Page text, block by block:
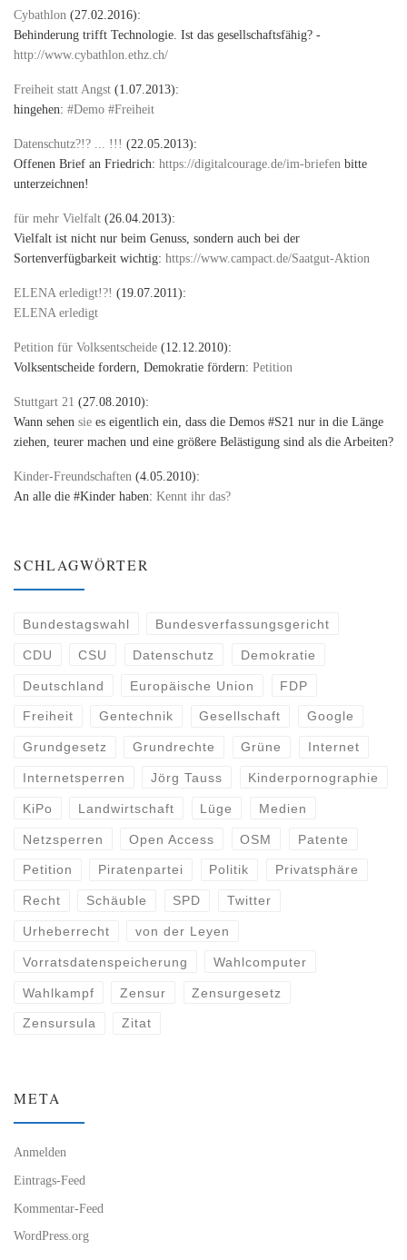
Cybathlon (27.02.2016):
Behinderung trifft Technologie. Ist das gesellschaftsfähig? -
http://www.cybathlon.ethz.ch/
Freiheit statt Angst (1.07.2013):
hingehen: #Demo #Freiheit
Datenschutz?!? ... !!! (22.05.2013):
Offenen Brief an Friedrich: https://digitalcourage.de/im-briefen bitte
unterzeichnen!
für mehr Vielfalt (26.04.2013):
Vielfalt ist nicht nur beim Genuss, sondern auch bei der
Sortenverfügbarkeit wichtig: https://www.campact.de/Saatgut-Aktion
ELENA erledigt!?! (19.07.2011):
ELENA erledigt
Petition für Volksentscheide (12.12.2010):
Volksentscheide fordern, Demokratie fördern: Petition
Stuttgart 21 (27.08.2010):
Wann sehen sie es eigentlich ein, dass die Demos #S21 nur in die Länge
ziehen, teurer machen und eine größere Belästigung sind als die Arbeiten?
Kinder-Freundschaften (4.05.2010):
An alle die #Kinder haben: Kennt ihr das?
SCHLAGWÖRTER
Bundestagswahl Bundesverfassungsgericht
CDU CSU Datenschutz Demokratie
Deutschland Europäische Union FDP
Freiheit Gentechnik Gesellschaft Google
Grundgesetz Grundrechte Grüne Internet
Internetsperren Jörg Tauss Kinderpornographie
KiPo Landwirtschaft Lüge Medien
Netzsperren Open Access OSM Patente
Petition Piratenpartei Politik Privatsphäre
Recht Schäuble SPD Twitter
Urheberrecht von der Leyen
Vorratsdatenspeicherung Wahlcomputer
Wahlkampf Zensur Zensurgesetz
Zensursula Zitat
META
Anmelden
Eintrags-Feed
Kommentar-Feed
WordPress.org